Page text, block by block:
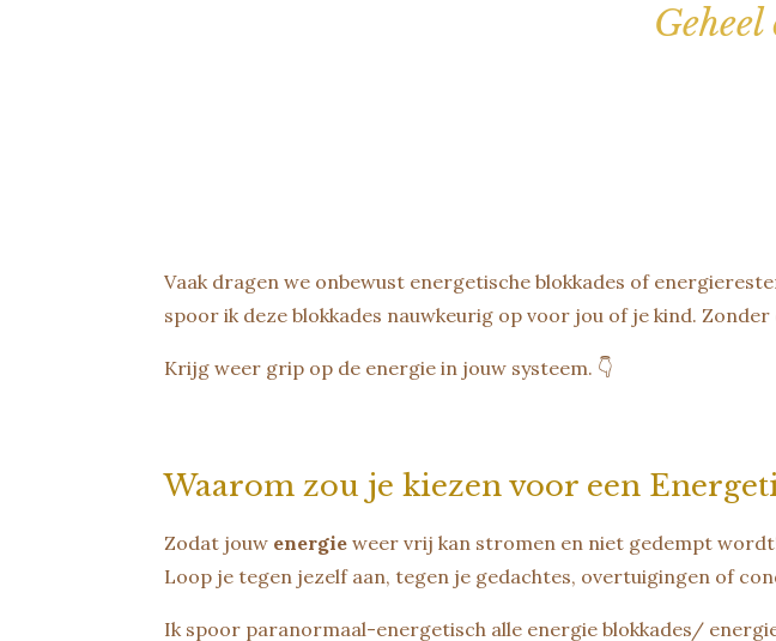
Vaak dragen we onbewust energetische blokkades of
spoor ik deze blokkades nauwkeurig op voor jou of je kind.
Krijg weer grip op de energie in jouw systeem. 👇
Waarom zou je kiezen voor een
Zodat jouw energie weer vrij kan stromen en niet gedempt
Loop je tegen jezelf aan, tegen je gedachtes, overtuigingen of
Ik spoor paranormaal-energetisch alle energie blokkades/